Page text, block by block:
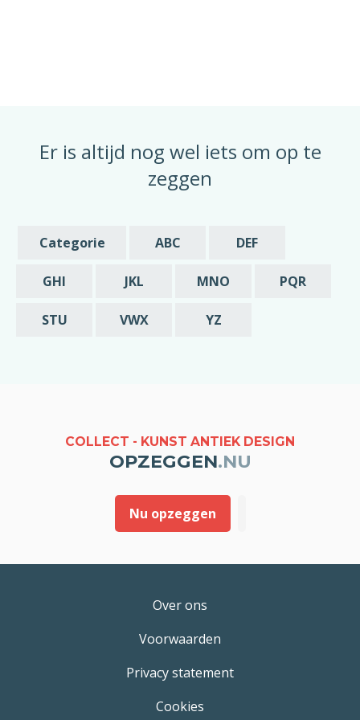
Met vriendelijke groet,
[geslacht] [voornaam] [achternaam]
Er is altijd nog wel iets om op te
zeggen
Categorie ABC DEF
GHI JKL MNO PQR
STU VWX YZ
COLLECT - KUNST ANTIEK DESIGN
OPZEGGEN.NU
Nu opzeggen
Over ons
Voorwaarden
Privacy statement
Cookies